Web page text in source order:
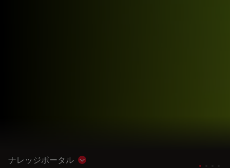
ナレッジポータル Show subnavigation